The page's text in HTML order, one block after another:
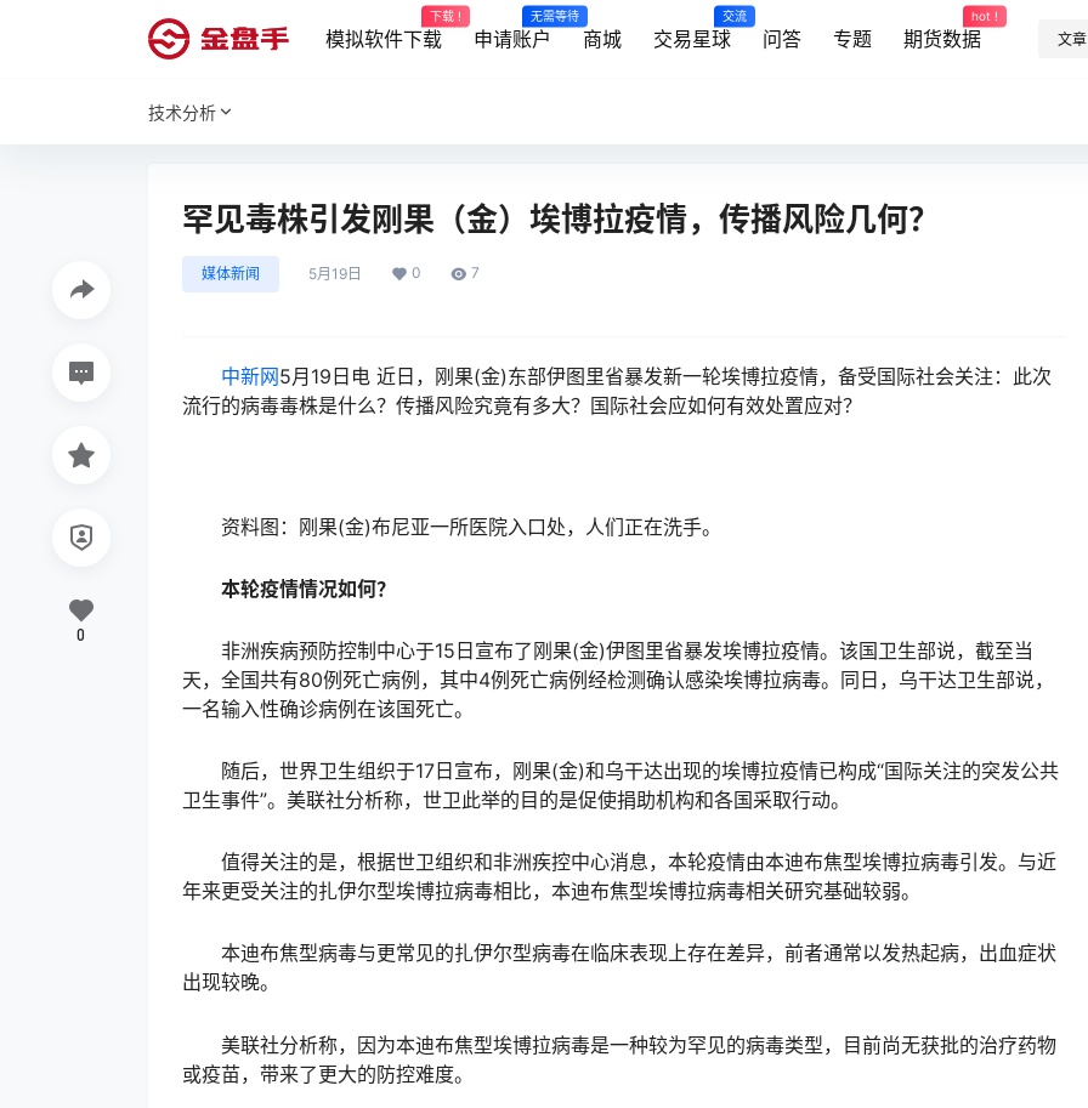
模拟软件下载
下载 !
申请账户
无需等待
商城 交易星球
交流
问答 专题 期货数据
hot !
文章
技术分析
罕见毒株引发刚果（金）埃博拉疫情，传播风险几何？
媒体新闻 5月19日 0 7
中新网5月19日电 近日，刚果(金)东部伊图里省暴发新一轮埃博拉疫情，备受国际社会关注：此次
流行的病毒毒株是什么？传播风险究竟有多大？国际社会应如何有效处置应对？
资料图：刚果(金)布尼亚一所医院入口处，人们正在洗手。
本轮疫情情况如何？
非洲疾病预防控制中心于15日宣布了刚果(金)伊图里省暴发埃博拉疫情。该国卫生部说，截至当
天，全国共有80例死亡病例，其中4例死亡病例经检测确认感染埃博拉病毒。同日，乌干达卫生部说，
一名输入性确诊病例在该国死亡。
随后，世界卫生组织于17日宣布，刚果(金)和乌干达出现的埃博拉疫情已构成“国际关注的突发公共
卫生事件”。美联社分析称，世卫此举的目的是促使捐助机构和各国采取行动。
值得关注的是，根据世卫组织和非洲疾控中心消息，本轮疫情由本迪布焦型埃博拉病毒引发。与近
年来更受关注的扎伊尔型埃博拉病毒相比，本迪布焦型埃博拉病毒相关研究基础较弱。
本迪布焦型病毒与更常见的扎伊尔型病毒在临床表现上存在差异，前者通常以发热起病，出血症状
出现较晚。
美联社分析称，因为本迪布焦型埃博拉病毒是一种较为罕见的病毒类型，目前尚无获批的治疗药物
或疫苗，带来了更大的防控难度。
0